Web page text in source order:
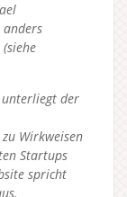
der
Wirkweisen
Startups
spricht